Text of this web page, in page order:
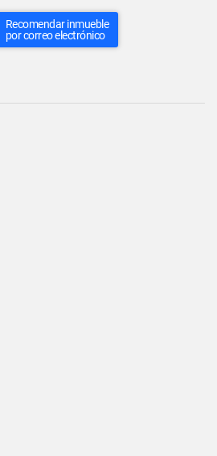
Recomendar inmueble
por correo electrónico